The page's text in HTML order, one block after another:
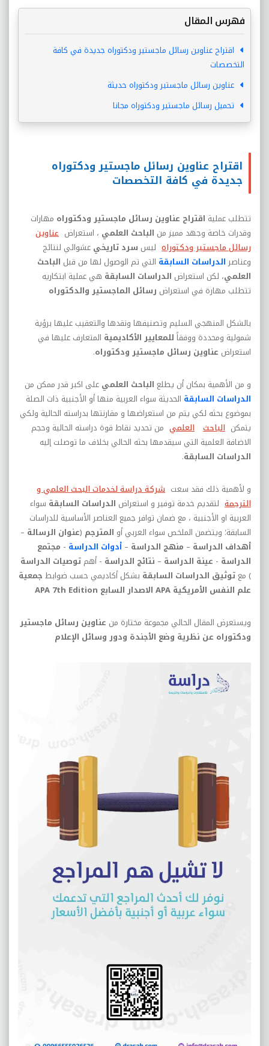
فهرس المقال
اقتراح عناوين رسائل ماجستير ودكتوراه جديدة في كافة
التخصصات
عناوين رسائل ماجستير ودكتوراه حديثة
تحميل رسائل ماجستير ودكتوراه مجانا
اقتراح عناوين رسائل ماجستير ودكتوراه
جديدة في كافة التخصصات
تتطلب عملية اقتراح عناوين رسائل ماجستير ودكتوراه مهارات
وقدرات خاصة وجهد مميز من الباحث العلمي ، استعراض عناوين
رسائل ماجستير ودكتوراه ليس سرد تاريخي عشوائي لنتائج
وعناصرالدراسات السابقة التي تم الوصول لها من قبل الباحث
العلمي، لكن استعراض الدراسات السابقة هي عملية ابتكاريه
تتطلب مهارة في استعراض رسائل الماجستير والدكتوراه
بالشكل المنهجي السليم وتصنيفها ونقدها والتعقيب عليها برؤية
شمولية ومحددة ووفقاً للمعايير الأكاديمية المتعارف عليها في
استعراض عناوين رسائل ماجستير ودكتوراه.
و من الأهمية بمكان أن يطلع الباحث العلمي على اكبر قدر ممكن من
الدراسات السابقة الحديثة سواء العربية منها أو الأجنبية ذات الصلة
بموضوع بحثه لكي يتم من استعراضها و مقارنتها بدراسته الحالية ولكي
يتمكن الباحث العلمي من تحديد نقاط قوة دراسته الحالية وحجم
الاضافة العلمية التي سيقدمها بحثه الحالي بخلاف ما توصلت إليه
الدراسات السابقة.
و لأهمية ذلك فقد سعت شركة دراسة لخدمات البحث العلمي و
الترجمة لتقديم خدمة توفير و استعراض الدراسات السابقة سواء
العربية او الأجنبية ، مع ضمان توافر جميع العناصر الأساسية للدراسات
السابقة؛ ويتضمن الملخص سواء العربي أو المترجم (عنوان الرسالة –
أهداف الدراسة – منهج الدراسة – أدوات الدراسة - مجتمع
الدراسة - عينة الدراسة – نتائج الدراسة - أهم توصيات الدراسة
) معتوثيق الدراسات السابقة بشكل أكاديمي حسب ضوابط جمعية
علم النفس الأمريكية APA الاصدار السابع APA 7th Edition
ويستعرض المقال الحالي مجموعة مختارة من عناوين رسائل ماجستير
ودكتوراه عن نظرية وضع الأجندة ودور وسائل الإعلام